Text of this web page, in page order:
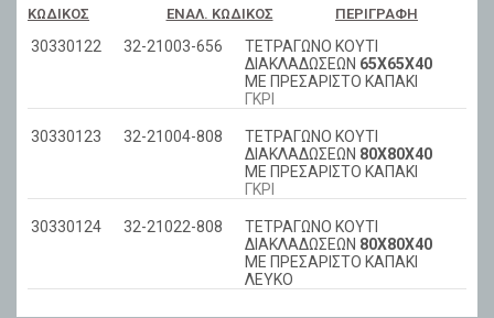
ΚΩΔΙΚΌΣ ΕΝΑΛ. ΚΩΔΙΚΌΣ ΠΕΡΙΓΡΑΦΉ
30330122 32-21003-656
ΤΕΤΡΑΓΩΝΟ ΚΟΥΤΙ
ΔΙΑΚΛΑΔΩΣΕΩΝ 65Χ65Χ40
ΜΕ ΠΡΕΣΑΡΙΣΤΟ ΚΑΠΑΚΙ
ΓΚΡΙ
30330123 32-21004-808
ΤΕΤΡΑΓΩΝΟ ΚΟΥΤΙ
ΔΙΑΚΛΑΔΩΣΕΩΝ 80Χ80Χ40
ΜΕ ΠΡΕΣΑΡΙΣΤΟ ΚΑΠΑΚΙ
ΓΚΡΙ
30330124 32-21022-808
ΤΕΤΡΑΓΩΝΟ ΚΟΥΤΙ
ΔΙΑΚΛΑΔΩΣΕΩΝ 80Χ80Χ40
ΜΕ ΠΡΕΣΑΡΙΣΤΟ ΚΑΠΑΚΙ
ΛΕΥΚΟ